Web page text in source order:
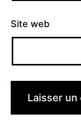
Site web